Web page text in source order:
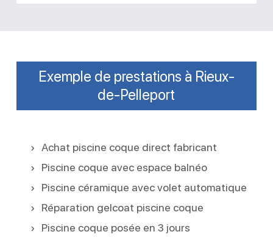
Exemple de prestations à Rieux-
de-Pelleport
Achat piscine coque direct fabricant
Piscine coque avec espace balnéo
Piscine céramique avec volet automatique
Réparation gelcoat piscine coque
Piscine coque posée en 3 jours